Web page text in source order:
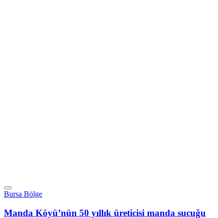
Bursa Bölge
Manda Köyü’nün 50 yıllık üreticisi manda sucuğu